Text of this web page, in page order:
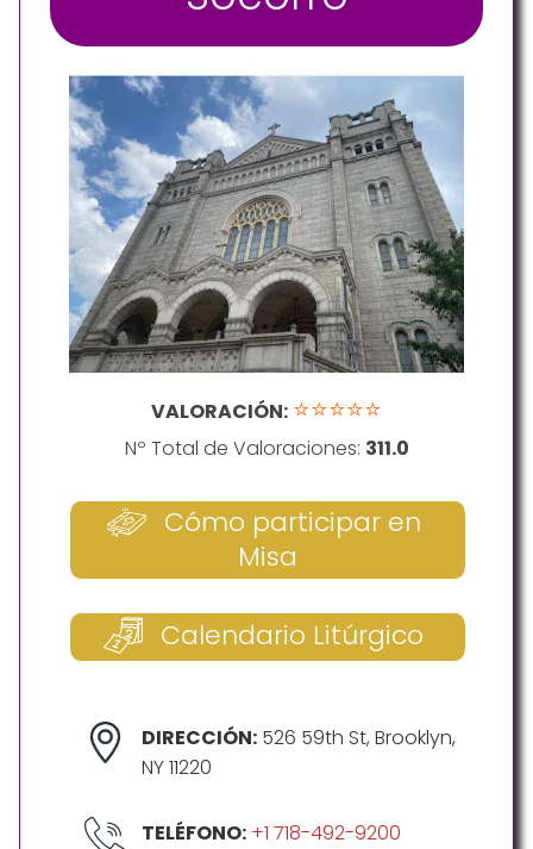
VALORACIÓN: ⭐⭐⭐⭐⭐
Nº Total de Valoraciones: 311.0
Cómo participar en
Misa
Calendario Litúrgico
DIRECCIÓN: 526 59th St, Brooklyn,
NY 11220
TELÉFONO: +1 718-492-9200